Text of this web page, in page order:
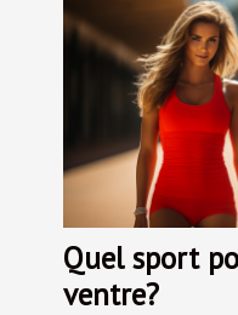
Quel sport
ventre?